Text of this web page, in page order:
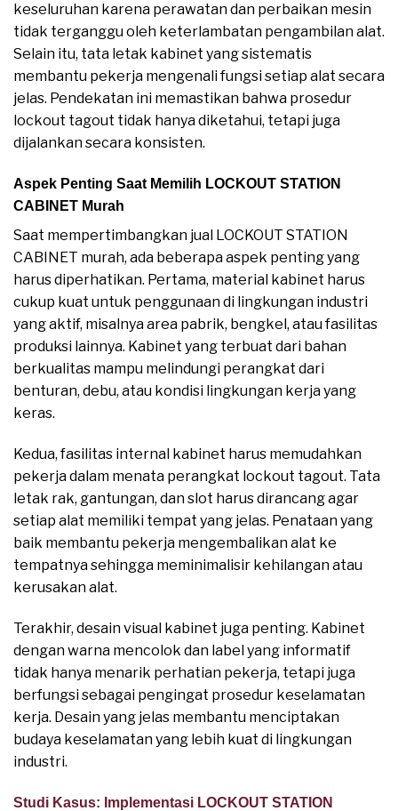
keseluruhan karena perawatan dan perbaikan mesin
tidak terganggu oleh keterlambatan pengambilan alat.
Selain itu, tata letak kabinet yang sistematis
membantu pekerja mengenali fungsi setiap alat secara
jelas. Pendekatan ini memastikan bahwa prosedur
lockout tagout tidak hanya diketahui, tetapi juga
dijalankan secara konsisten.
Aspek Penting Saat Memilih LOCKOUT STATION
CABINET Murah
Saat mempertimbangkan jual LOCKOUT STATION
CABINET murah, ada beberapa aspek penting yang
harus diperhatikan. Pertama, material kabinet harus
cukup kuat untuk penggunaan di lingkungan industri
yang aktif, misalnya area pabrik, bengkel, atau fasilitas
produksi lainnya. Kabinet yang terbuat dari bahan
berkualitas mampu melindungi perangkat dari
benturan, debu, atau kondisi lingkungan kerja yang
keras.
Kedua, fasilitas internal kabinet harus memudahkan
pekerja dalam menata perangkat lockout tagout. Tata
letak rak, gantungan, dan slot harus dirancang agar
setiap alat memiliki tempat yang jelas. Penataan yang
baik membantu pekerja mengembalikan alat ke
tempatnya sehingga meminimalisir kehilangan atau
kerusakan alat.
Terakhir, desain visual kabinet juga penting. Kabinet
dengan warna mencolok dan label yang informatif
tidak hanya menarik perhatian pekerja, tetapi juga
berfungsi sebagai pengingat prosedur keselamatan
kerja. Desain yang jelas membantu menciptakan
budaya keselamatan yang lebih kuat di lingkungan
industri.
Studi Kasus: Implementasi LOCKOUT STATION